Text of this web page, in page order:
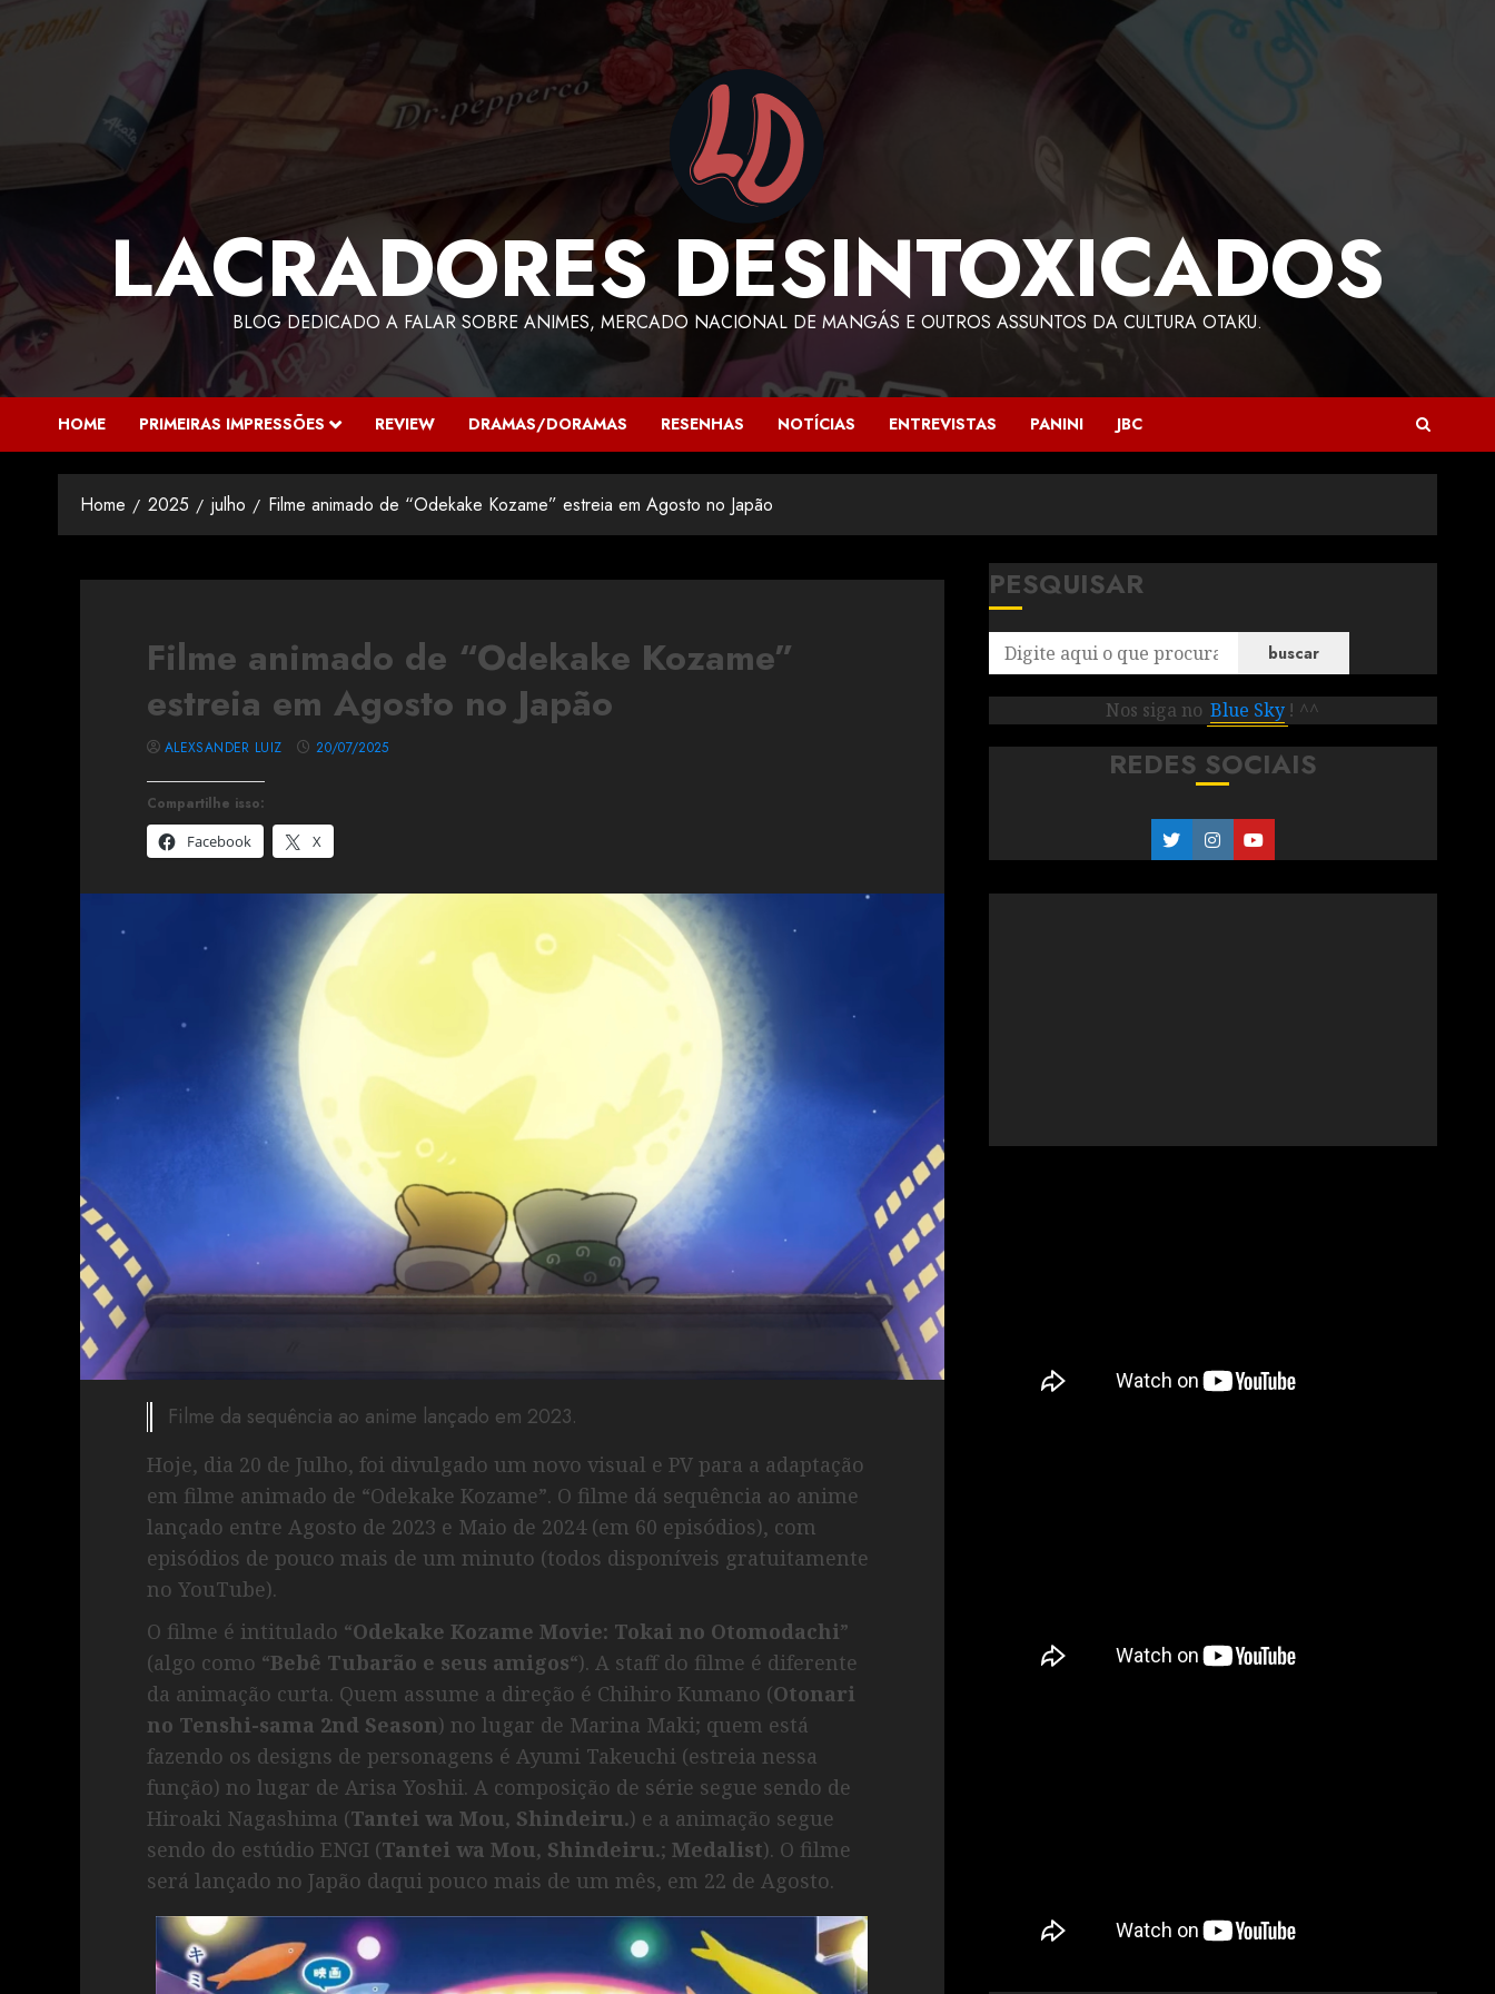
LACRADORES DESINTOXICADOS
BLOG DEDICADO A FALAR SOBRE ANIMES, MERCADO NACIONAL DE MANGÁS E OUTROS ASSUNTOS DA CULTURA OTAKU.
HOME PRIMEIRAS IMPRESSÕES REVIEW DRAMAS/DORAMAS RESENHAS NOTÍCIAS ENTREVISTAS PANINI JBC
Home 2025 julho Filme animado de “Odekake Kozame” estreia em Agosto no Japão
Filme animado de “Odekake Kozame”
estreia em Agosto no Japão
Compartilhe isso:
Facebook
X
ALEXSANDER LUIZ 20/07/2025
Filme da sequência ao anime lançado em 2023.
Hoje, dia 20 de Julho, foi divulgado um novo visual e PV para a adaptação
em filme animado de “Odekake Kozame”. O filme dá sequência ao anime
lançado entre Agosto de 2023 e Maio de 2024 (em 60 episódios), com
episódios de pouco mais de um minuto (todos disponíveis gratuitamente
no YouTube).
O filme é intitulado “Odekake Kozame Movie: Tokai no Otomodachi”
(algo como “Bebê Tubarão e seus amigos“). A staff do filme é diferente
da animação curta. Quem assume a direção é Chihiro Kumano (Otonari
no Tenshi-sama 2nd Season) no lugar de Marina Maki; quem está
fazendo os designs de personagens é Ayumi Takeuchi (estreia nessa
função) no lugar de Arisa Yoshii. A composição de série segue sendo de
Hiroaki Nagashima (Tantei wa Mou, Shindeiru.) e a animação segue
sendo do estúdio ENGI (Tantei wa Mou, Shindeiru.; Medalist). O filme
será lançado no Japão daqui pouco mais de um mês, em 22 de Agosto.
PESQUISAR
buscar
Nos siga no Blue Sky ! ^^
REDES SOCIAIS